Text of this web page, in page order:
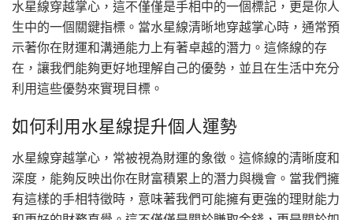
水星線穿越掌心，這不僅僅是手相中的一個標記，更是你人
生中的一個關鍵指標。當水星線清晰地穿越掌心時，通常預
示著你在財運和溝通能力上有著卓越的潛力。這條線的存
在，讓我們能夠更好地理解自己的優勢，並且在生活中充分
利用這些優勢來實現目標。
如何利用水星線提升個人運勢
水星線穿越掌心，常被視為財運的象徵。這條線的清晰度和
深度，能夠反映出你在財富積累上的潛力與機會。當我們擁
有這樣的手相特徵時，意味著我們可能擁有更強的理財能力